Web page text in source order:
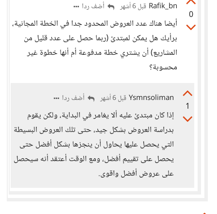
0
Rafik_bn قبل 6 أشهر أضف ردا
أيضا هناك عدد العروض المحدود جدا في الخطة المجانية،
برأيك هل يمكن لمبتدئ (ربما حصل على عدد قليل من
المشاريع) أن يشتري خطة مدفوعة أم أنها خطوة غير
محسوبة؟
1
Ysmnsoliman قبل 6 أشهر أضف ردا
إذا كان مبتدئ عليه ألا يغامر في البداية، ولكن يقوم
بدراسة العروض بشكل جيد، حتى تلك العروض البسيطة
التي يحصل عليها يحاول أن ينجزها بشكل أفضل حتى
يحصل على تقييم أفضل، ومع الوقت أعتقد أنه سيحصل
على عروض أفضل واقوى.